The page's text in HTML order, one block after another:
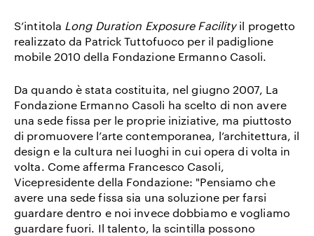
S’intitola Long Duration Exposure Facility il progetto
realizzato da Patrick Tuttofuoco per il padiglione
mobile 2010 della Fondazione Ermanno Casoli.
Da quando è stata costituita, nel giugno 2007, La
Fondazione Ermanno Casoli ha scelto di non avere
una sede fissa per le proprie iniziative, ma piuttosto
di promuovere l’arte contemporanea, l’architettura, il
design e la cultura nei luoghi in cui opera di volta in
volta. Come afferma Francesco Casoli,
Vicepresidente della Fondazione: "Pensiamo che
avere una sede fissa sia una soluzione per farsi
guardare dentro e noi invece dobbiamo e vogliamo
guardare fuori. Il talento, la scintilla possono